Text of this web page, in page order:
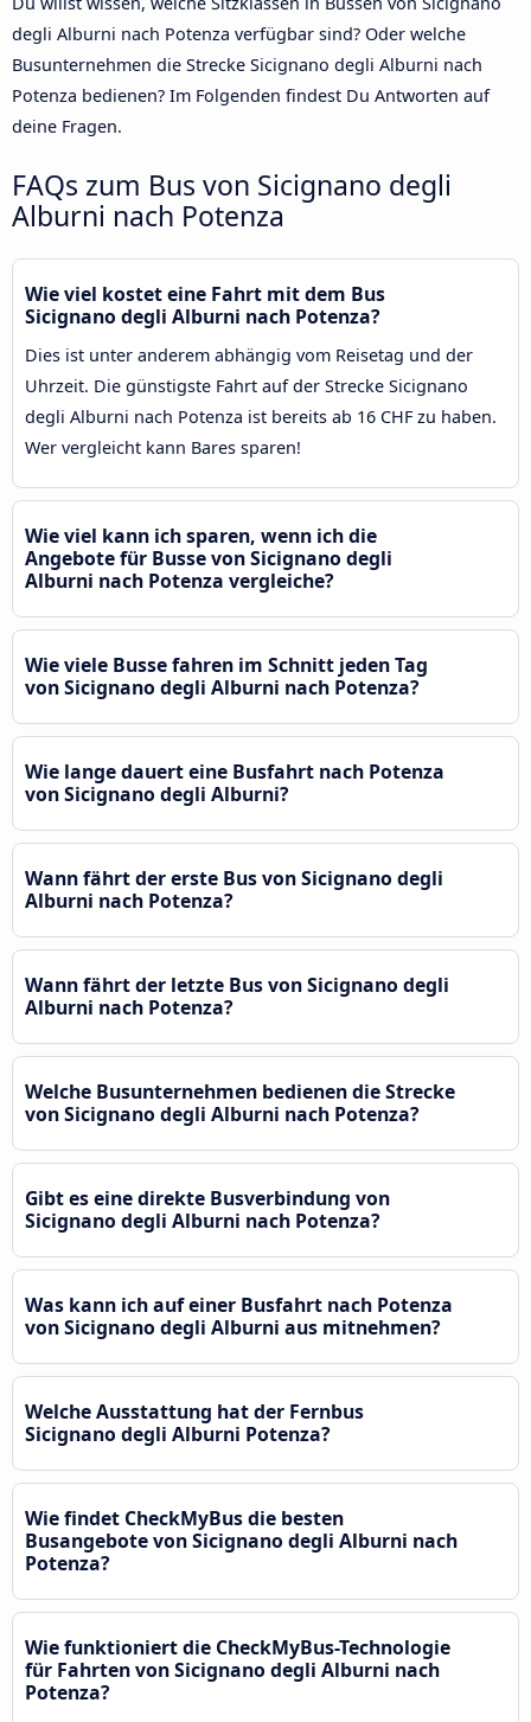
degli Alburni nach Potenza verfügbar sind? Oder welche
Busunternehmen die Strecke Sicignano degli Alburni nach
Potenza bedienen? Im Folgenden findest Du Antworten auf
deine Fragen.
FAQs zum Bus von Sicignano degli
Alburni nach Potenza
Wie viel kostet eine Fahrt mit dem Bus
Sicignano degli Alburni nach Potenza?
Dies ist unter anderem abhängig vom Reisetag und der
Uhrzeit. Die günstigste Fahrt auf der Strecke Sicignano
degli Alburni nach Potenza ist bereits ab 16 CHF zu haben.
Wer vergleicht kann Bares sparen!
Wie viel kann ich sparen, wenn ich die
Angebote für Busse von Sicignano degli
Alburni nach Potenza vergleiche?
Wie viele Busse fahren im Schnitt jeden Tag
von Sicignano degli Alburni nach Potenza?
Wie lange dauert eine Busfahrt nach Potenza
von Sicignano degli Alburni?
Wann fährt der erste Bus von Sicignano degli
Alburni nach Potenza?
Wann fährt der letzte Bus von Sicignano degli
Alburni nach Potenza?
Welche Busunternehmen bedienen die Strecke
von Sicignano degli Alburni nach Potenza?
Gibt es eine direkte Busverbindung von
Sicignano degli Alburni nach Potenza?
Was kann ich auf einer Busfahrt nach Potenza
von Sicignano degli Alburni aus mitnehmen?
Welche Ausstattung hat der Fernbus
Sicignano degli Alburni Potenza?
Wie findet CheckMyBus die besten
Busangebote von Sicignano degli Alburni nach
Potenza?
Wie funktioniert die CheckMyBus-Technologie
für Fahrten von Sicignano degli Alburni nach
Potenza?